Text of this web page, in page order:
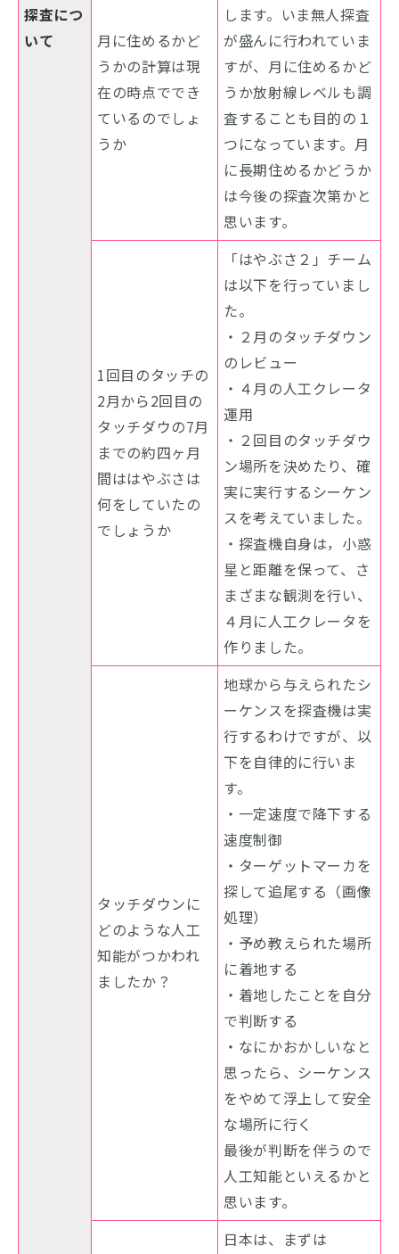
探査につ
いて
月に住めるかど
うかの計算は現
在の時点ででき
ているのでしょ
うか
します。いま無人探査
が盛んに行われていま
すが、月に住めるかど
うか放射線レベルも調
査することも目的の１
つになっています。月
に長期住めるかどうか
は今後の探査次第かと
思います。
1回目のタッチの
2月から2回目の
タッチダウの7月
までの約四ヶ月
間ははやぶさは
何をしていたの
でしょうか
「はやぶさ２」チーム
は以下を行っていまし
た。
・２月のタッチダウン
のレビュー
・４月の人工クレータ
運用
・２回目のタッチダウ
ン場所を決めたり、確
実に実行するシーケン
スを考えていました。
・探査機自身は，小惑
星と距離を保って、さ
まざまな観測を行い、
４月に人工クレータを
作りました。
タッチダウンに
どのような人工
知能がつかわれ
ましたか？
地球から与えられたシ
ーケンスを探査機は実
行するわけですが、以
下を自律的に行いま
す。
・一定速度で降下する
速度制御
・ターゲットマーカを
探して追尾する（画像
処理）
・予め教えられた場所
に着地する
・着地したことを自分
で判断する
・なにかおかしいなと
思ったら、シーケンス
をやめて浮上して安全
な場所に行く
最後が判断を伴うので
人工知能といえるかと
思います。
日本は、まずは